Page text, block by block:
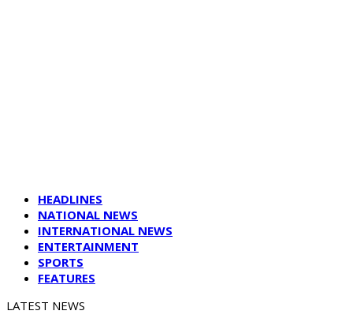
HEADLINES
NATIONAL NEWS
INTERNATIONAL NEWS
ENTERTAINMENT
SPORTS
FEATURES
LATEST NEWS